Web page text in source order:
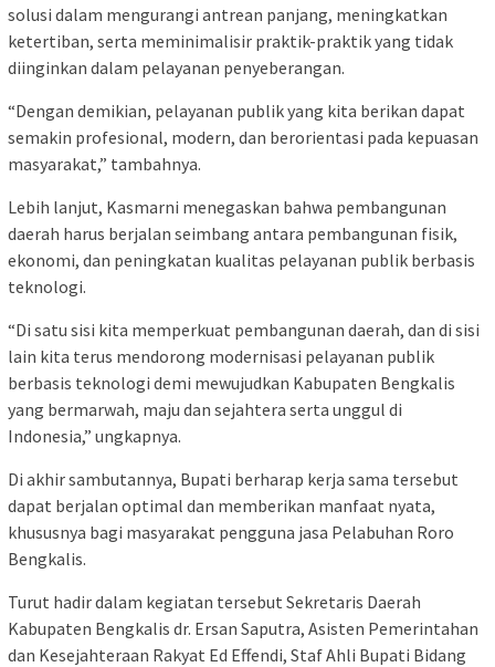
solusi dalam mengurangi antrean panjang, meningkatkan
ketertiban, serta meminimalisir praktik-praktik yang tidak
diinginkan dalam pelayanan penyeberangan.
“Dengan demikian, pelayanan publik yang kita berikan dapat
semakin profesional, modern, dan berorientasi pada kepuasan
masyarakat,” tambahnya.
Lebih lanjut, Kasmarni menegaskan bahwa pembangunan
daerah harus berjalan seimbang antara pembangunan fisik,
ekonomi, dan peningkatan kualitas pelayanan publik berbasis
teknologi.
“Di satu sisi kita memperkuat pembangunan daerah, dan di sisi
lain kita terus mendorong modernisasi pelayanan publik
berbasis teknologi demi mewujudkan Kabupaten Bengkalis
yang bermarwah, maju dan sejahtera serta unggul di
Indonesia,” ungkapnya.
Di akhir sambutannya, Bupati berharap kerja sama tersebut
dapat berjalan optimal dan memberikan manfaat nyata,
khususnya bagi masyarakat pengguna jasa Pelabuhan Roro
Bengkalis.
Turut hadir dalam kegiatan tersebut Sekretaris Daerah
Kabupaten Bengkalis dr. Ersan Saputra, Asisten Pemerintahan
dan Kesejahteraan Rakyat Ed Effendi, Staf Ahli Bupati Bidang